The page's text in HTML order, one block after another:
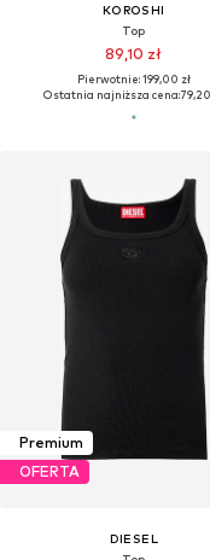
KOROSHI
Top
89,10 zł
Pierwotnie: 199,00 zł
Ostatnia najniższa cena:
Premium
OFERTA
DIESEL